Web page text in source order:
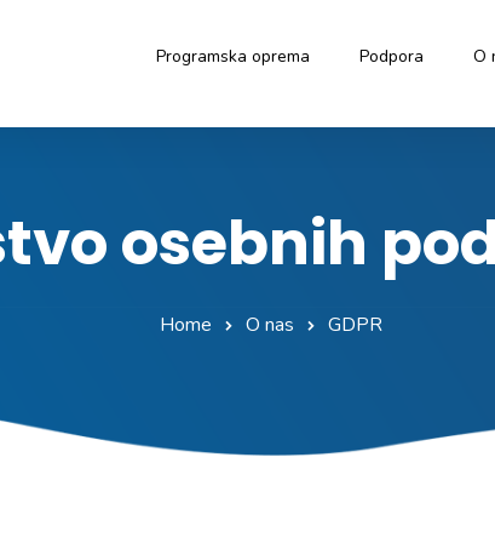
Programska oprema Podpora O
osebnih
Home O nas GDPR